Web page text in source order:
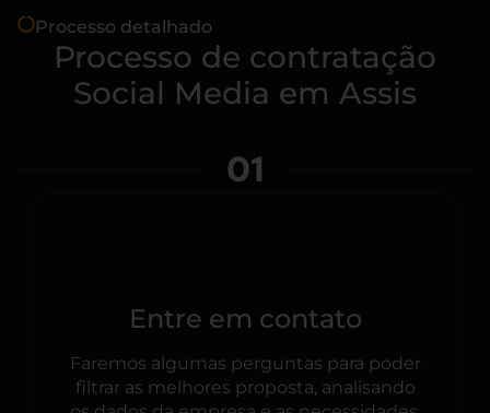
Processo detalhado
Processo de contratação
Social Media em Assis
01
Entre em contato
Faremos algumas perguntas para poder
filtrar as melhores proposta, analisando